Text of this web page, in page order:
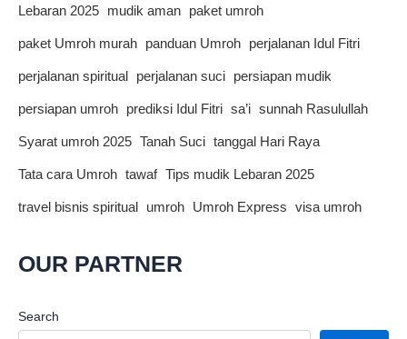
Lebaran 2025 mudik aman paket umroh
paket Umroh murah panduan Umroh perjalanan Idul Fitri
perjalanan spiritual perjalanan suci persiapan mudik
persiapan umroh prediksi Idul Fitri sa’i sunnah Rasulullah
Syarat umroh 2025 Tanah Suci tanggal Hari Raya
Tata cara Umroh tawaf Tips mudik Lebaran 2025
travel bisnis spiritual umroh Umroh Express visa umroh
OUR PARTNER
Search